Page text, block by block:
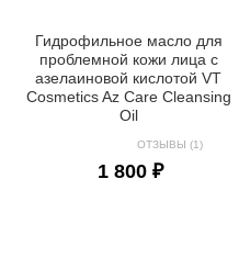
Гидрофильное масло для
проблемной кожи лица с
азелаиновой кислотой VT
Cosmetics Az Care Cleansing
Oil
ОТЗЫВЫ (1)
1 800 ₽